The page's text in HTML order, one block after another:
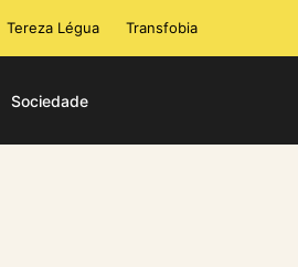
Tereza Légua Transfobia
Sociedade